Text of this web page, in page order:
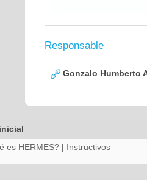
Responsable
Gonzalo Humberto
es HERMES? | Instructivos